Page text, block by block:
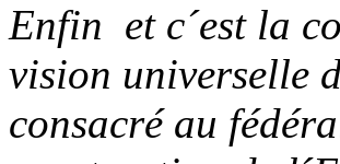
Enfin ­ et c´est la
vision universelle
consacré au